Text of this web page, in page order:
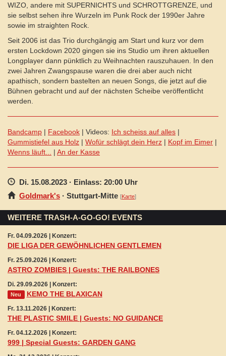
WIZO, andere mit SUPERNICHTS und SCHROTTGRENZE, und
sie selbst sehen ihre Wurzeln im Punk Rock der 1990er Jahre
sowie im straighten Rock.
Seit 2006 ist das Trio durchgängig am Start und kurz vor dem
ersten Lockdown 2020 gingen sie ins Studio um ihren aktuellen
Longplayer dann pünktlich zu Weihnachten rauszuhauen. In den
zwei Jahren Zwangspause waren die drei aber auch nicht
apathisch, sondern bastelten an neuen Songs, die jetzt auf die
Bühnen gebracht und auf der nächsten Scheibe veröffentlicht
werden.
Bandcamp | Facebook | Videos: Ich scheiss auf alles |
Gummistiefel aus Holz | Wofür schlägt dein Herz | Kopf im Eimer |
Wenns läuft... | An der Kasse
Di. 15.08.2023 · Einlass: 20:00 Uhr
Goldmark's · Stuttgart-Mitte [Karte]
WEITERE TRASH-A-GO-GO! EVENTS
Fr. 04.09.2026 | Konzert:
DIE LIGA DER GEWÖHNLICHEN GENTLEMEN
Fr. 25.09.2026 | Konzert:
ASTRO ZOMBIES | Guests: THE RAILBONES
Di. 29.09.2026 | Konzert:
Neu KEMO THE BLAXICAN
Fr. 13.11.2026 | Konzert:
THE PLASTIC SMILE | Guests: NO GUIDANCE
Fr. 04.12.2026 | Konzert:
999 | Special Guests: GARDEN GANG